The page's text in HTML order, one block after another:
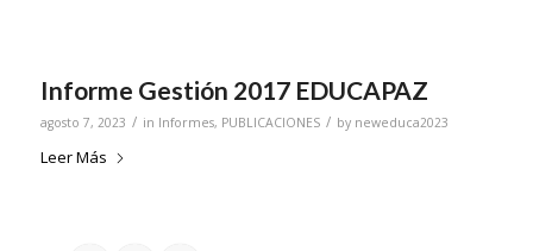
Informe Gestión 2017 EDUCAPAZ
agosto 7, 2023 / in Informes, PUBLICACIONES / by neweduca2023
Leer Más